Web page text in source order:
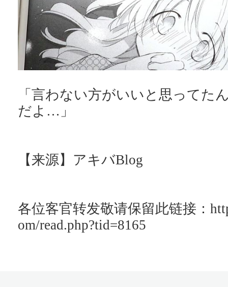
「言わない方がいいと思ってた
だよ…」
【来源】アキバBlog
各位客官转发敬请保留此链接：
om/read.php?tid=8165